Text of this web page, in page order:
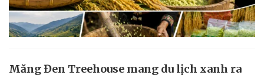
Măng Đen Treehouse mang du lịch xanh ra